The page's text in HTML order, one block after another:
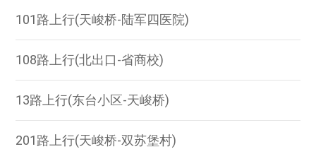
101路上行(天峻桥-陆军四医院)
108路上行(北出口-省商校)
13路上行(东台小区-天峻桥)
201路上行(天峻桥-双苏堡村)